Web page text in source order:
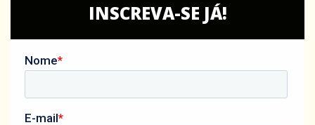
INSCREVA-SE JÁ!